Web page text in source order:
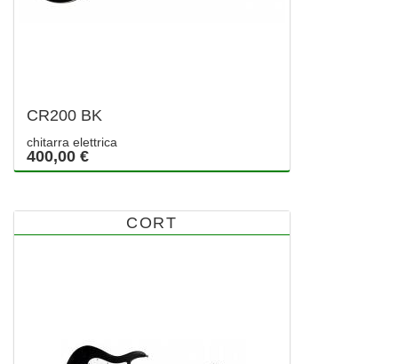
CR200 BK
chitarra elettrica
400,00 €
CORT